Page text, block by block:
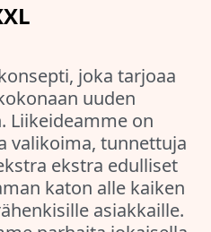
joka tarjoaa
uuden
Liikeideamme on
valikoima, tunnettuja
ekstra edulliset
katon alle kaiken
asiakkaille.